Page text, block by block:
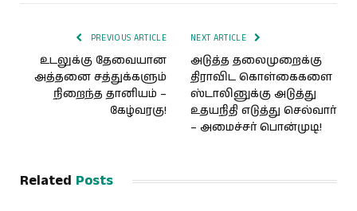
PREVIOUS ARTICLE
உடலுக்கு தேவையான
அத்தனை சத்துக்களும்
நிறைந்த தானியம் –
கேழ்வரகு!
NEXT ARTICLE
அடுத்த தலைமுறைக்கு
திராவிட கொள்கைகளை
ஸ்டாலினுக்கு அடுத்து
உதயநிதி எடுத்து செல்வார்
– அமைச்சர் பொன்முடி!
Related Posts